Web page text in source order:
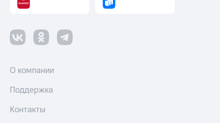
О компании
Поддержка
Контакты